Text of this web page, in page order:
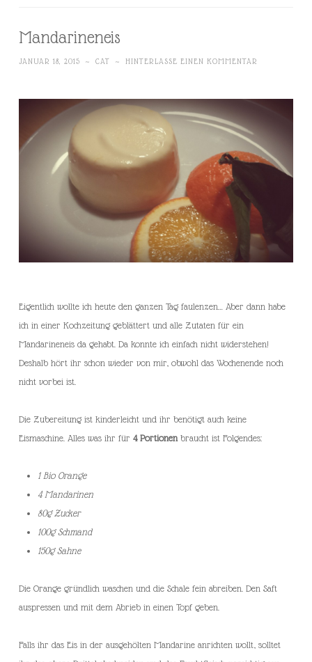
Mandarineneis
JANUAR 18, 2015 ~ CAT ~ HINTERLASSE EINEN KOMMENTAR
Eigentlich wollte ich heute den ganzen Tag faulenzen… Aber dann habe
ich in einer Kochzeitung geblättert und alle Zutaten für ein
Mandarineneis da gehabt. Da konnte ich einfach nicht widerstehen!
Deshalb hört ihr schon wieder von mir, obwohl das Wochenende noch
nicht vorbei ist.
Die Zubereitung ist kinderleicht und ihr benötigt auch keine
Eismaschine. Alles was ihr für 4 Portionen braucht ist Folgendes:
1 Bio Orange
4 Mandarinen
80g Zucker
100g Schmand
150g Sahne
Die Orange gründlich waschen und die Schale fein abreiben. Den Saft
auspressen und mit dem Abrieb in einen Topf geben.
Falls ihr das Eis in der ausgehölten Mandarine anrichten wollt, solltet